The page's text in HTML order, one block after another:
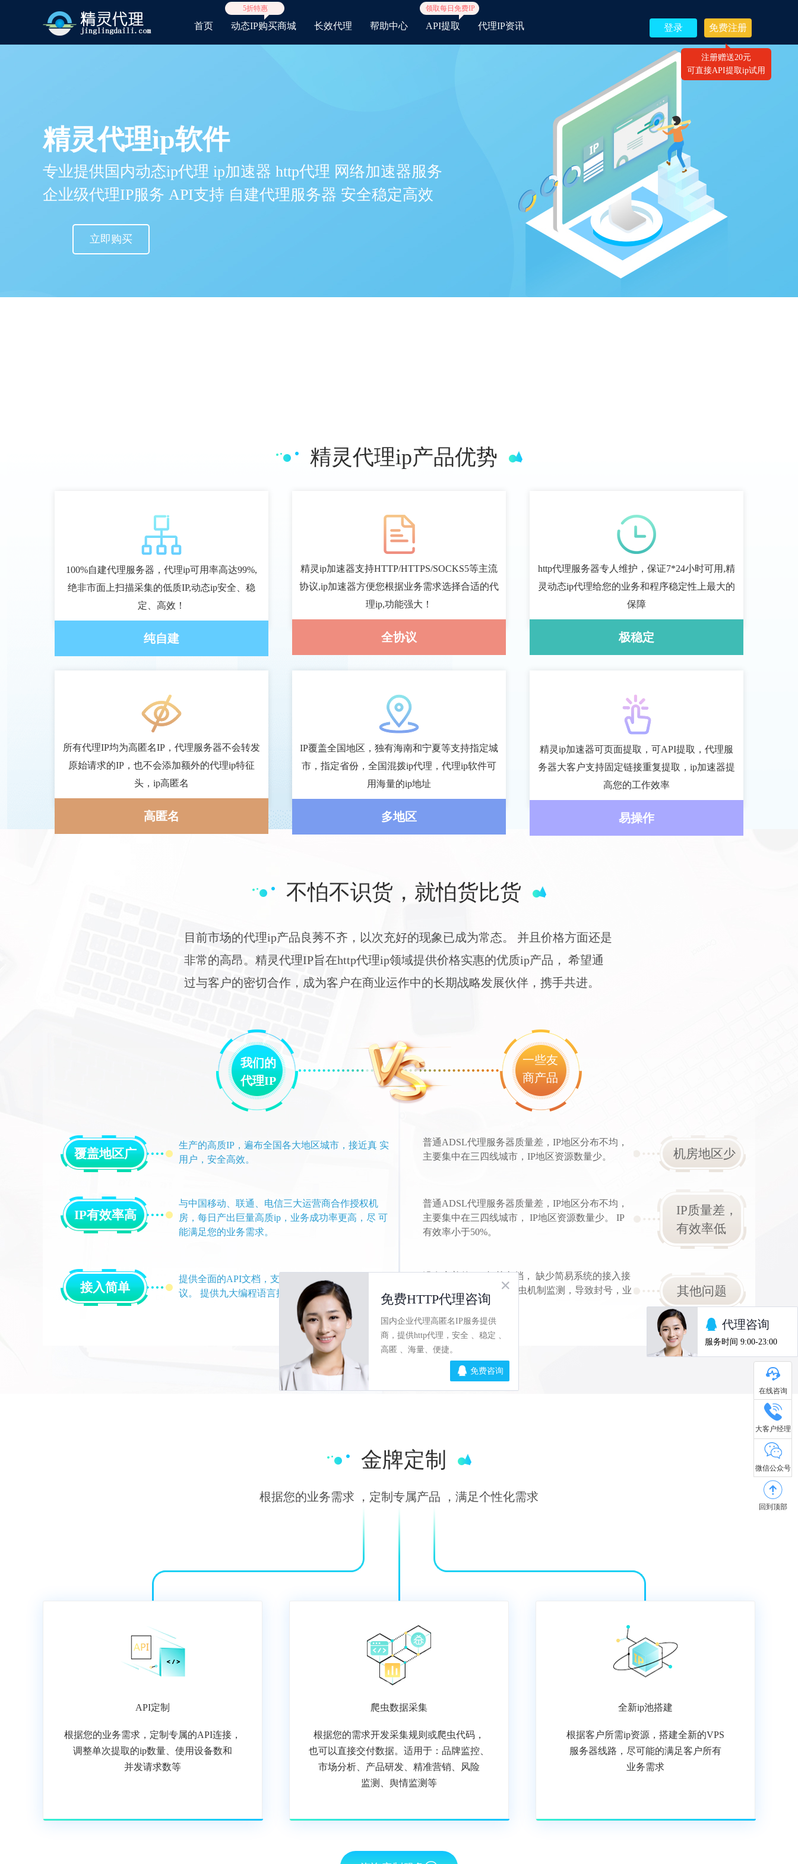
首页
5折特惠
动态IP购买商城 长效代理 帮助中心 API提取
领取每日免费IP
代理IP资讯 登录
注册赠送20元
可直接API提取ip试用
免费注册
精灵代理ip软件
专业提供国内动态ip代理 ip加速器 http代理 网络加速器服务
企业级代理IP服务 API支持 自建代理服务器 安全稳定高效
立即购买
精灵代理ip产品优势
100%自建代理服务器，代理ip可用率高达99%,
绝非市面上扫描采集的低质IP,动态ip安全、稳
定、高效！
纯自建
精灵ip加速器支持HTTP/HTTPS/SOCKS5等主流
协议,ip加速器方便您根据业务需求选择合适的代
理ip,功能强大！
全协议
http代理服务器专人维护，保证7*24小时可用,精
灵动态ip代理给您的业务和程序稳定性上最大的
保障
极稳定
所有代理IP均为高匿名IP，代理服务器不会转发
原始请求的IP，也不会添加额外的代理ip特征
头，ip高匿名
高匿名
IP覆盖全国地区，独有海南和宁夏等支持指定城
市，指定省份，全国混拨ip代理，代理ip软件可
用海量的ip地址
多地区
精灵ip加速器可页面提取，可API提取，代理服
务器大客户支持固定链接重复提取，ip加速器提
高您的工作效率
易操作
不怕不识货，就怕货比货
目前市场的代理ip产品良莠不齐，以次充好的现象已成为常态。 并且价格方面还是
非常的高昂。精灵代理IP旨在http代理ip领域提供价格实惠的优质ip产品， 希望通
过与客户的密切合作，成为客户在商业运作中的长期战略发展伙伴，携手共进。
我们的
代理IP
一些友
商产品
覆盖地区广
生产的高质IP，遍布全国各大地区城市，接近真 实
用户，安全高效。
IP有效率高
与中国移动、联通、电信三大运营商合作授权机
房，每日产出巨量高质ip，业务成功率更高，尽 可
能满足您的业务需求。
接入简单
提供全面的API文档，支持HTTP/HTTPS/Socks5 协
议。 提供九大编程语言接入代码demo。
普通ADSL代理服务器质量差，IP地区分布不均，
主要集中在三四线城市，IP地区资源数量少。
机房地区少
普通ADSL代理服务器质量差，IP地区分布不均，
主要集中在三四线城市， IP地区资源数量少。 IP
有效率小于50%。
IP质量差，
有效率低
没有完善的API相关文档， 缺少简易系统的接入接
口， ip质量差，被反爬虫机制监测，导致封号，业
务中断等。
其他问题
金牌定制
根据您的业务需求 ，定制专属产品 ，满足个性化需求
API定制
根据您的业务需求，定制专属的API连接，
调整单次提取的ip数量、使用设备数和
并发请求数等
爬虫数据采集
根据您的需求开发采集规则或爬虫代码，
也可以直接交付数据。适用于：品牌监控、
市场分析、产品研发、精准营销、风险
监测、舆情监测等
全新ip池搭建
根据客户所需ip资源，搭建全新的VPS
服务器线路，尽可能的满足客户所有
业务需求
在线咨询
大客户经理
微信公众号
回到顶部